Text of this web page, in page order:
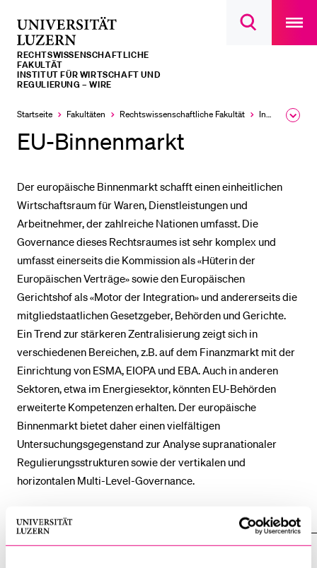
Suchdialog
main
RECHTS­­WISSENSCHAFTLICHE
FAKULTÄT
INSTITUT FÜR WIRTSCHAFT UND
REGULIERUNG – WIRE
Startseite Fakultäten Rechtswissenschaftliche Fakultät Institute, Akademien, Zentren
EU-Binnenmarkt
Der europäische Binnenmarkt schafft einen einheitlichen
Wirtschaftsraum für Waren, Dienstleistungen und
Arbeitnehmer, der zahlreiche Nationen umfasst. Die
Governance dieses Rechtsraumes ist sehr komplex und
umfasst einerseits die Kommission als «Hüterin der
Europäischen Verträge» sowie den Europäischen
Gerichtshof als «Motor der Integration» und andererseits die
mitgliedstaatlichen Gesetzgeber, Behörden und Gerichte.
Ein Trend zur stärkeren Zentralisierung zeigt sich in
verschiedenen Bereichen, z.B. auf dem Finanzmarkt mit der
Einrichtung von ESMA, EIOPA und EBA. Auch in anderen
Sektoren, etwa im Energiesektor, könnten EU-Behörden
erweiterte Kompetenzen erhalten. Der europäische
Binnenmarkt bietet daher einen vielfältigen
Untersuchungsgegenstand zur Analyse supranationaler
Regulierungsstrukturen sowie der vertikalen und
horizontalen Multi-Level-Governance.
Alle
Sektionen
des
LETZTE SUCHEN
Sie haben noch keine Suche getätigt.
Schulklassen und Lehrpersonen
Studien­interessierte
Forschende
Mitarbeitende
Alumni
Stellensuchende
Förderer
Medien
BELIEBTE INHALTE
Vorlesungsverzeichnis
Bibliothek
Sportangebot
Menuplan Mensa
Anmeldung und Zulassung